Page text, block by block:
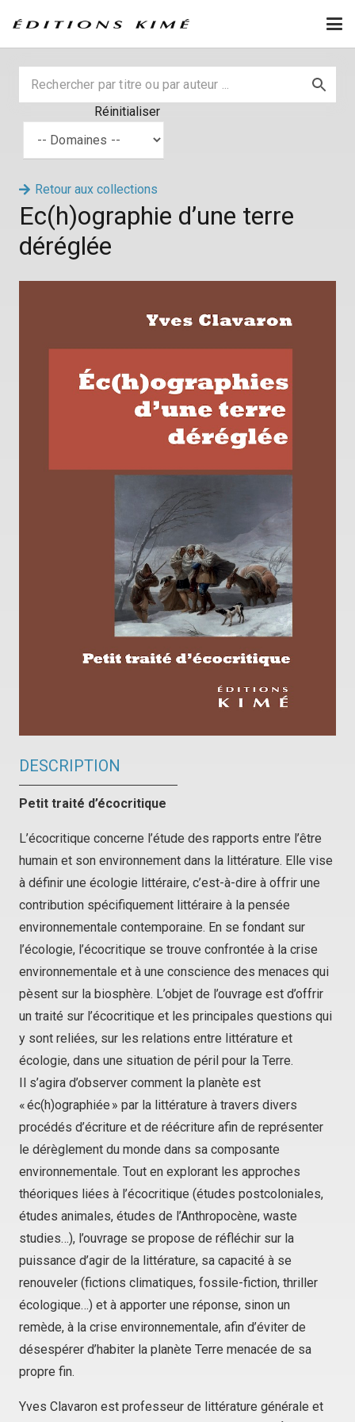
Réinitialiser
Retour aux collections
Ec(h)ographie d’une terre
déréglée
DESCRIPTION
Petit traité d’écocritique
L’écocritique concerne l’étude des rapports entre l’être
humain et son environnement dans la littérature. Elle vise
à définir une écologie littéraire, c’est-à-dire à offrir une
contribution spécifiquement littéraire à la pensée
environnementale contemporaine. En se fondant sur
l’écologie, l’écocritique se trouve confrontée à la crise
environnementale et à une conscience des menaces qui
pèsent sur la biosphère. L’objet de l’ouvrage est d’offrir
un traité sur l’écocritique et les principales questions qui
y sont reliées, sur les relations entre littérature et
écologie, dans une situation de péril pour la Terre.
Il s’agira d’observer comment la planète est
« éc(h)ographiée » par la littérature à travers divers
procédés d’écriture et de réécriture afin de représenter
le dérèglement du monde dans sa composante
environnementale. Tout en explorant les approches
théoriques liées à l’écocritique (études postcoloniales,
études animales, études de l’Anthropocène, waste
studies…), l’ouvrage se propose de réfléchir sur la
puissance d’agir de la littérature, sa capacité à se
renouveler (fictions climatiques, fossile-fiction, thriller
écologique…) et à apporter une réponse, sinon un
remède, à la crise environnementale, afin d’éviter de
désespérer d’habiter la planète Terre menacée de sa
propre fin.
Yves Clavaron est professeur de littérature générale et